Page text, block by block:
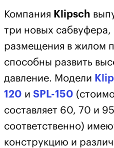
Компания Klipsch
три новых
размещения в жилом
способны развить
давление. Модели
120 и SPL-150
составляет 60, 70 и
соответственно)
конструкцию и